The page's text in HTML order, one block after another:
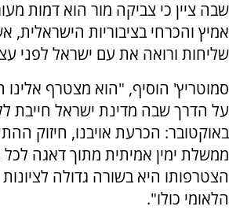
שבה ציין כי צביקה מור הוא דמות
אמיץ והכרחי בציבוריות הישראלית,
שליחות ורואה את עם ישראל לפני
סמוטריץ' הוסיף, "הוא מצטרף
על הדרך שבה מדינת ישראל חייבת
באוקטובר: הכרעת אויבנו, חיזוק
ממשלת ימין אמיתית מתוך דאגה לכל
הצטרפותו היא בשורה גדולה
הלאומי כולו".